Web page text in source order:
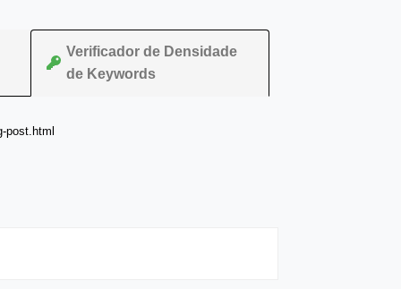
Verificador de Densidade
de Keywords
post.html